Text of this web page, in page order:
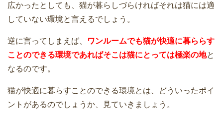
広かったとしても、猫が暮らしづらければそれは猫には適
していない環境と言えるでしょう。
逆に言ってしまえば、
ワンルームでも猫が快適に暮ららす
ことのできる環境であればそこは猫にとっては極楽の地と
なるのです。
猫が快適に暮らすことのできる環境とは、どういったポイ
ントがあるのでしょうか、見ていきましょう。